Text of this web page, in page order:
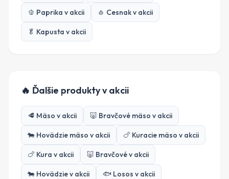
🫑 Paprika v akcii 🧄 Cesnakv akcii
🥬 Kapusta v akcii
🔥 Ďalšie produkty v akcii
🥩 Mäso v akcii 🐷 Bravčové mäso v akcii
🐄 Hovädzie mäso v akcii 🍗 Kuracie mäso v akcii
🍗 Kura v akcii 🐷 Bravčovév akcii
🐄 Hovädziev akcii 🐟 Losos v akcii